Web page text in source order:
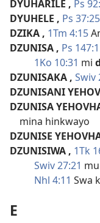
DYUHARILE , Ps
DYUHELE , Ps 37:25
DZIKA , 1Tm 4:15
DZUNISA , Ps 147:1
1Ko 10:31 mi
DZUNISAKA , Swiv
DZUNISANI
DZUNISA
mina hinkwayo
DZUNISE
DZUNISIWA , 1Tk
Swiv 27:21
Nhl 4:11 Swa
E